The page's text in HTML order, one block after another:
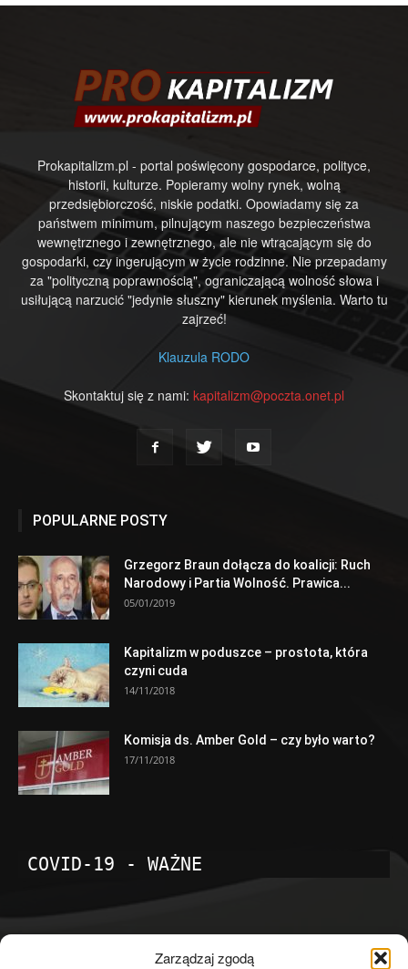
Zarządzaj zgodą
Prokapitalizm.pl - portal poświęcony gospodarce, polityce,
historii, kulturze. Popieramy wolny rynek, wolną
przedsiębiorczość, niskie podatki. Opowiadamy się za
państwem minimum, pilnującym naszego bezpieczeństwa
wewnętrznego i zewnętrznego, ale nie wtrącającym się do
gospodarki, czy ingerującym w życie rodzinne. Nie przepadamy
za "polityczną poprawnością", ograniczającą wolność słowa i
usiłującą narzucić "jedynie słuszny" kierunek myślenia. Warto tu
zajrzeć!
Klauzula RODO
Skontaktuj się z nami: kapitalizm@poczta.onet.pl
POPULARNE POSTY
Grzegorz Braun dołącza do koalicji: Ruch
Narodowy i Partia Wolność. Prawica...
05/01/2019
Kapitalizm w poduszce – prostota, która
czyni cuda
14/11/2018
Komisja ds. Amber Gold – czy było warto?
17/11/2018
COVID-19 - WAŻNE